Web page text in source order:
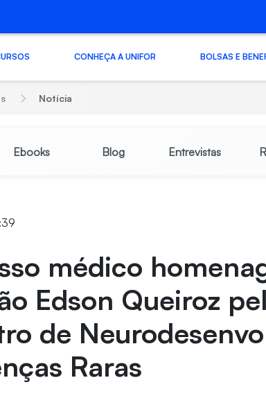
CONHEÇA A UNIFOR BOLSAS E
Notícia
Ebooks Blog Entrevistas
médico
Edson Queiroz
de
Raras